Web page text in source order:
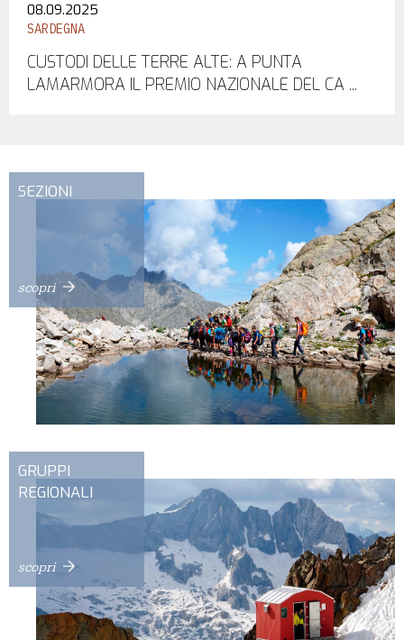
08.09.2025
SARDEGNA
CUSTODI DELLE TERRE ALTE: A PUNTA
LAMARMORA IL PREMIO NAZIONALE DEL CA ...
SEZIONI
scopri
GRUPPI
REGIONALI
scopri